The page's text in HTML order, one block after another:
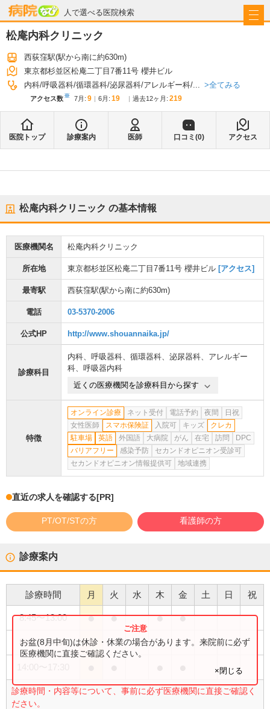
人で選べる医院検索
病院なび
松庵内科クリニック
西荻窪駅(駅から南に約630m)
東京都杉並区松庵二丁目7番11号 櫻井ビル
内科 呼吸器科 循環器科 泌尿器科 アレルギー科 ... 全てみる
アクセス数※ 7月 : 9 6月 : 19 過去12ヶ月: 219
医院トップ 診療案内 医師 口コミ(0) アクセス
松庵内科クリニック の基本情報
医療機関名 松庵内科クリニック
所在地 東京都杉並区松庵二丁目7番11号 櫻井ビル [アクセス]
最寄駅 西荻窪駅(駅から南に約630m)
電話 03-5370-2006
公式HP http://www.shouannaika.jp/
診療科目
内科、 呼吸器科、 循環器科、 泌尿器科、 アレルギー
科、 呼吸器内科
近くの医療機関を診療科目から探す
特徴
オンライン診療 ネット受付 電話予約 夜間
日祝
女性医師
スマホ保険証 入院可 キッズ
クレカ
駐車場
英語 外国語 大病院 がん 在宅 訪問
DPC
バリアフリー
感染予防
セカンドオピニオン受診可
セカンドオピニオン情報提供可
地域連携
直近の求人を確認する[PR]
PT/OT/STの方 看護師の方
診療案内
診療時間 月 火 水 木 金 土 日 祝
8:45〜13:00 ● ● ● ●
8:45〜14:30 ●
診療時間・内容等について、事前に必ず医療機関に直接ご確認く
ださい。
お盆(8月中旬)は休診・休業の場合があります。来院前に必ず
医療機関に直接ご確認ください。
×閉じる